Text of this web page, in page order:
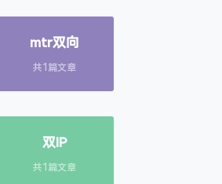
mtr双向
共1篇文章
双IP
共1篇文章